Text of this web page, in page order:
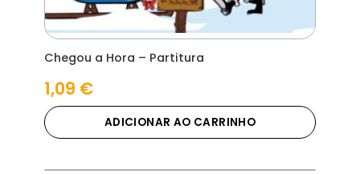
Chegou a Hora – Partitura
1,09 €
ADICIONAR AO CARRINHO